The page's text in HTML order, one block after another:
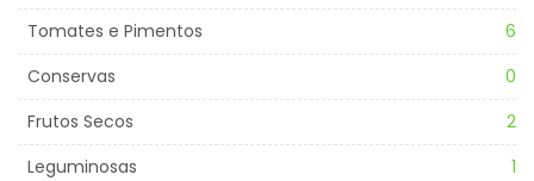
Tomates e Pimentos
6
Conservas
0
Frutos Secos
2
Leguminosas
1